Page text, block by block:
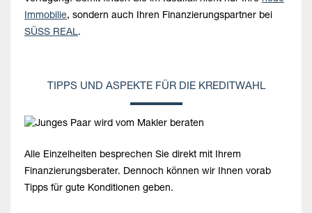
Immobilie, sondern auch Ihren Finanzierungspartner bei
SÜSS REAL.
TIPPS UND ASPEKTE FÜR DIE KREDITWAHL
Alle Einzelheiten besprechen Sie direkt mit Ihrem
Finanzierungsberater. Dennoch können wir Ihnen vorab
Tipps für gute Konditionen geben.